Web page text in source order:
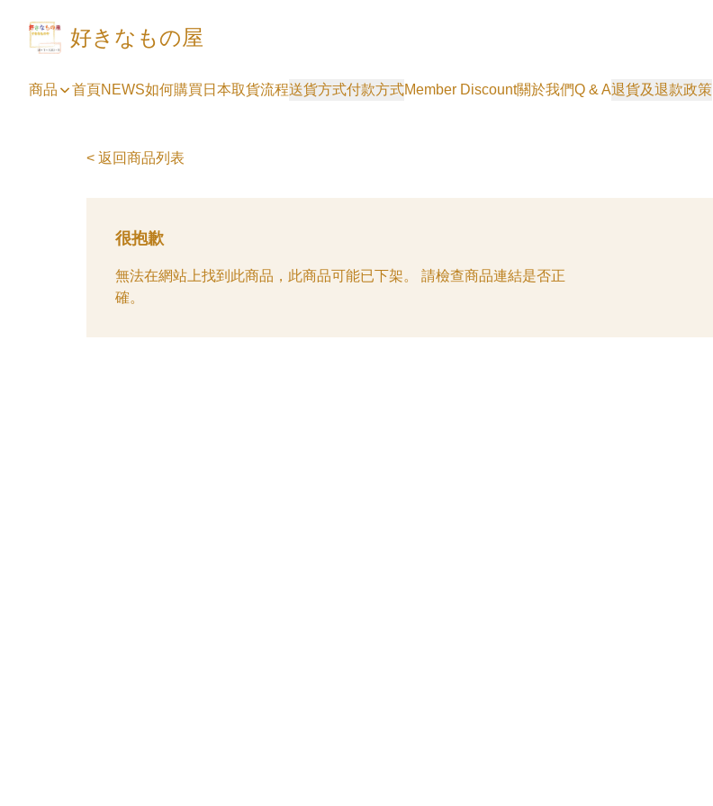
好きなもの屋
商品 首頁NEWS如何購買 日本取貨流程送貨方式付款方式Member Discount關於我們Q & A退貨及退款政策
< 返回商品列表
很抱歉
無法在網站上找到此商品，此商品可能已下架。 請檢查商品連結是否正
確。